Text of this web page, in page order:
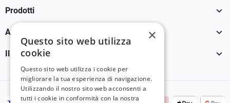
Prodotti 
Assistenza Clienti 
Il tuo account 
×
Questo sito web utilizza
cookie
Questo sito web utilizza i cookie per
migliorare la tua esperienza di navigazione.
Utilizzando il nostro sito web acconsenti a
tutti i cookie in conformità con la nostra